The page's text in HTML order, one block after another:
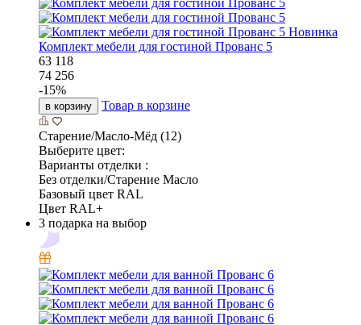
Новинка
Комплект мебели для гостиной Прованс 5
63 118
74 256
-15%
в корзину Товар в корзине
Старение/Масло-Мёд (12)
Выберите цвет:
Варианты отделки :
Без отделки/Старение Масло
Базовый цвет RAL
Цвет RAL+
3 подарка на выбор